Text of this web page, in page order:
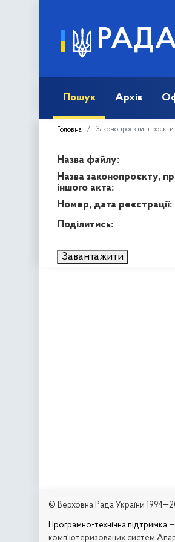
Пошук Архів
Головна Законопроєкти, проєкти
Назва файлу:
Назва законопроєкту,
іншого акта:
Номер, дата реєстрації:
Поділитись:
Завантажити
© Верховна Рада України
Програмно-технічна підтримка —
комп'ютеризованих систем